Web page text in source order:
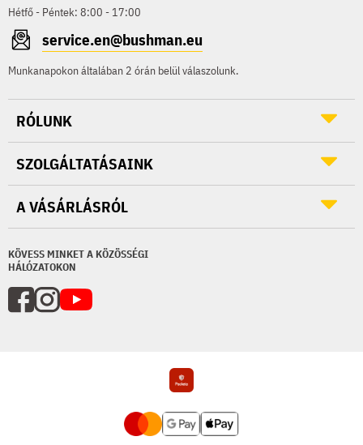
Hétfő - Péntek: 8:00 - 17:00
service.en@bushman.eu
Munkanapokon általában 2 órán belül válaszolunk.
KÖVESS MINKET A KÖZÖSSÉGI
HÁLÓZATOKON
RÓLUNK
SZOLGÁLTATÁSAINK
A VÁSÁRLÁSRÓL